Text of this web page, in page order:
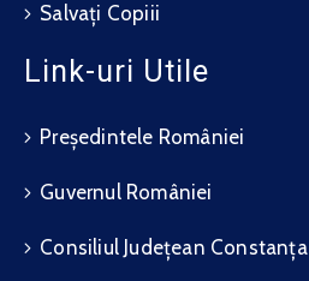
Salvați Copiii
Link-uri Utile
Președintele României
Guvernul României
Consiliul Județean Constanța